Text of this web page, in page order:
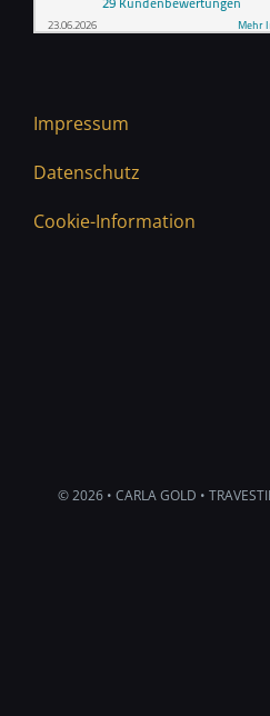
Impressum
Datenschutz
Cookie-Information
© 2026 • CARLA GOLD •